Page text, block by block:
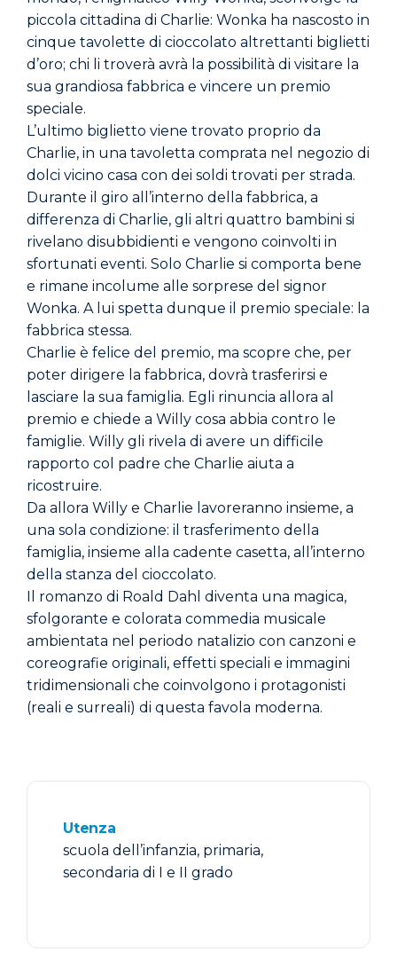
piccola cittadina di Charlie: Wonka ha nascosto in
cinque tavolette di cioccolato altrettanti biglietti
d’oro; chi li troverà avrà la possibilità di visitare la
sua grandiosa fabbrica e vincere un premio
speciale.
L’ultimo biglietto viene trovato proprio da
Charlie, in una tavoletta comprata nel negozio di
dolci vicino casa con dei soldi trovati per strada.
Durante il giro all’interno della fabbrica, a
differenza di Charlie, gli altri quattro bambini si
rivelano disubbidienti e vengono coinvolti in
sfortunati eventi. Solo Charlie si comporta bene
e rimane incolume alle sorprese del signor
Wonka. A lui spetta dunque il premio speciale: la
fabbrica stessa.
Charlie è felice del premio, ma scopre che, per
poter dirigere la fabbrica, dovrà trasferirsi e
lasciare la sua famiglia. Egli rinuncia allora al
premio e chiede a Willy cosa abbia contro le
famiglie. Willy gli rivela di avere un difficile
rapporto col padre che Charlie aiuta a
ricostruire.
Da allora Willy e Charlie lavoreranno insieme, a
una sola condizione: il trasferimento della
famiglia, insieme alla cadente casetta, all’interno
della stanza del cioccolato.
Il romanzo di Roald Dahl diventa una magica,
sfolgorante e colorata commedia musicale
ambientata nel periodo natalizio con canzoni e
coreografie originali, effetti speciali e immagini
tridimensionali che coinvolgono i protagonisti
(reali e surreali) di questa favola moderna.
Utenza
scuola dell’infanzia, primaria,
secondaria di I e II grado